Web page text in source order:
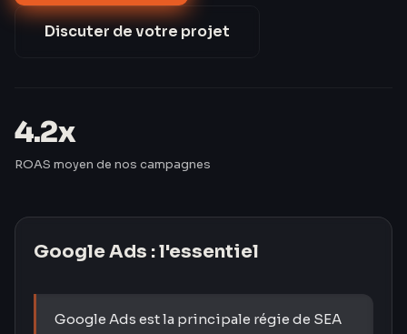
Discuter de votre projet
4.2x
ROAS moyen de nos campagnes
Google Ads : l'essentiel
Google Ads est la principale régie de SEA